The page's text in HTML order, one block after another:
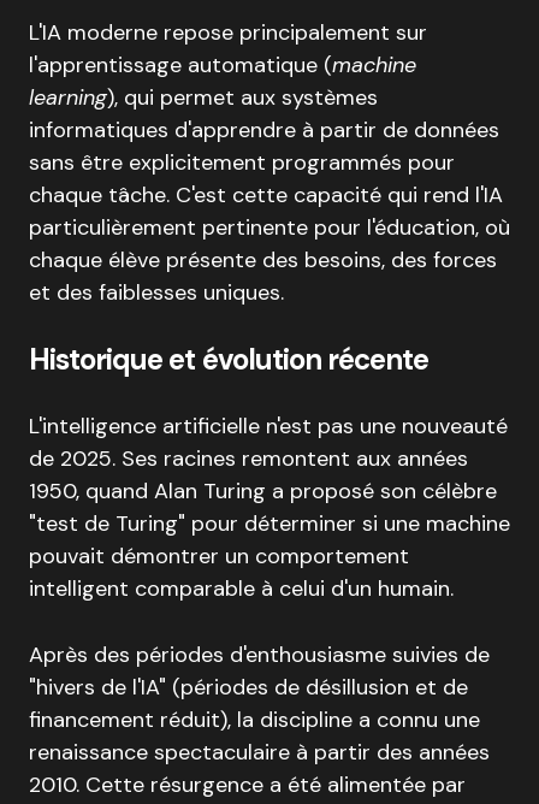
L'IA moderne repose principalement sur
l'apprentissage automatique (machine
learning), qui permet aux systèmes
informatiques d'apprendre à partir de données
sans être explicitement programmés pour
chaque tâche. C'est cette capacité qui rend l'IA
particulièrement pertinente pour l'éducation, où
chaque élève présente des besoins, des forces
et des faiblesses uniques.
Historique et évolution récente
L'intelligence artificielle n'est pas une nouveauté
de 2025. Ses racines remontent aux années
1950, quand Alan Turing a proposé son célèbre
"test de Turing" pour déterminer si une machine
pouvait démontrer un comportement
intelligent comparable à celui d'un humain.
Après des périodes d'enthousiasme suivies de
"hivers de l'IA" (périodes de désillusion et de
financement réduit), la discipline a connu une
renaissance spectaculaire à partir des années
2010. Cette résurgence a été alimentée par